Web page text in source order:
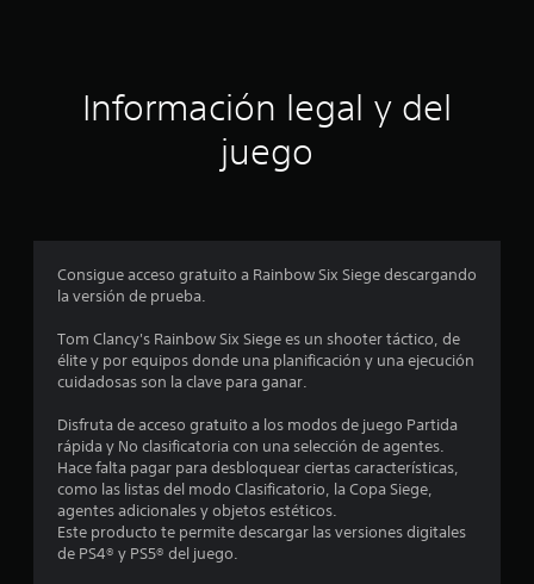
n
e
s
t
e
l
Información legal y del
juego
Consigue acceso gratuito a Rainbow Six Siege descargando
la versión de prueba.
Tom Clancy's Rainbow Six Siege es un shooter táctico, de
élite y por equipos donde una planificación y una ejecución
cuidadosas son la clave para ganar.
Disfruta de acceso gratuito a los modos de juego Partida
rápida y No clasificatoria con una selección de agentes.
Hace falta pagar para desbloquear ciertas características,
como las listas del modo Clasificatorio, la Copa Siege,
agentes adicionales y objetos estéticos.
Este producto te permite descargar las versiones digitales
de PS4® y PS5® del juego.